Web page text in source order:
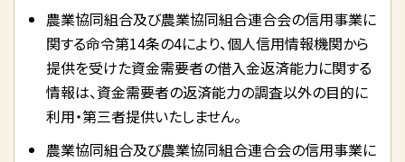
農業協同組合及び農業協同組合連合会の信用事業に
関する命令第14条の4により、個人信用情報機関から
提供を受けた資金需要者の借入金返済能力に関する
情報は、資金需要者の返済能力の調査以外の目的に
利用・第三者提供いたしません。
農業協同組合及び農業協同組合連合会の信用事業に